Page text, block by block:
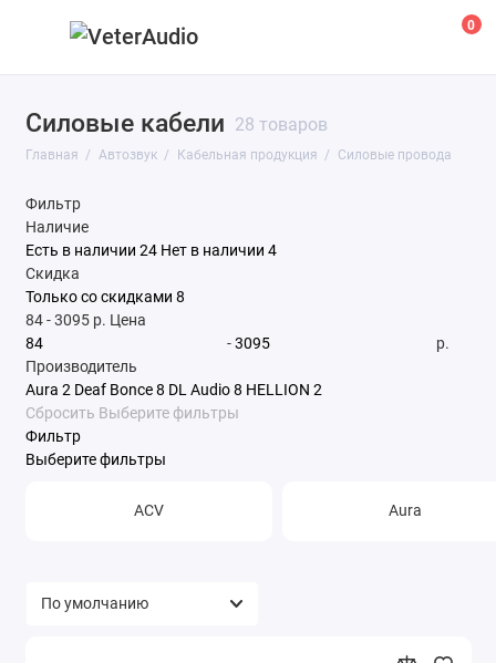
0
Силовые кабели 28 товаров
Главная Автозвук Кабельная продукция Силовые провода
Фильтр
Наличие
Есть в наличии 24 Нет в наличии 4
Скидка
Только со cкидками 8
84-3095р. Цена
-
р.
Производитель
Aura 2 Deaf Bonce 8 DL Audio 8 HELLION 2
Сбросить Выберите фильтры
Фильтр
Выберите фильтры
Аксессуары
Кабельная продукция
Магнитолы
Оборудование для катеров
Подиумы и короба
Процессоры и аксессуары
Сабвуферы
УсилителиACV Aura